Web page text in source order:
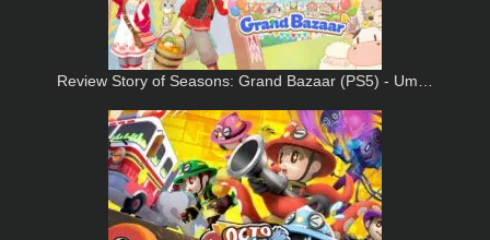
Review Story of Seasons: Grand Bazaar (PS5) - Um…